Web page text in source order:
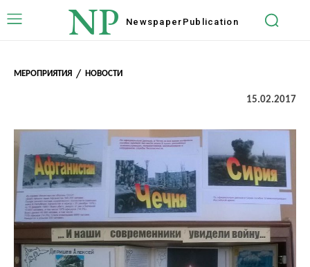
NP Newspaper Publication
МЕРОПРИЯТИЯ НОВОСТИ
15.02.2017